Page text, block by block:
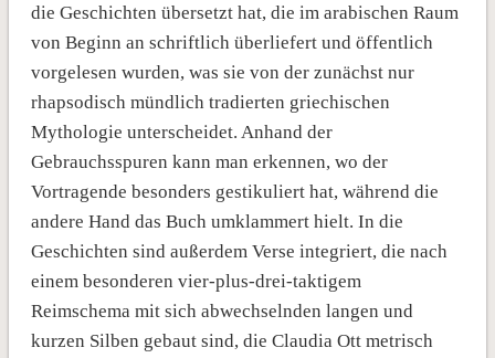
die Geschichten übersetzt hat, die im arabischen Raum
von Beginn an schriftlich überliefert und öffentlich
vorgelesen wurden, was sie von der zunächst nur
rhapsodisch mündlich tradierten griechischen
Mythologie unterscheidet. Anhand der
Gebrauchsspuren kann man erkennen, wo der
Vortragende besonders gestikuliert hat, während die
andere Hand das Buch umklammert hielt. In die
Geschichten sind außerdem Verse integriert, die nach
einem besonderen vier-plus-drei-taktigem
Reimschema mit sich abwechselnden langen und
kurzen Silben gebaut sind, die Claudia Ott metrisch